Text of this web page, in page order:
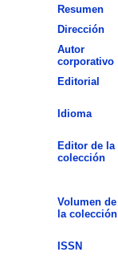
Resumen
Dirección
Autor
corporativo
Editorial
Idioma
Editor de la
colección
Volumen de
la colección
ISSN